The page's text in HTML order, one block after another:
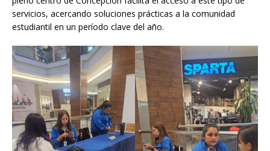
servicios, acercando soluciones prácticas a la comunidad
estudiantil en un período clave del año.